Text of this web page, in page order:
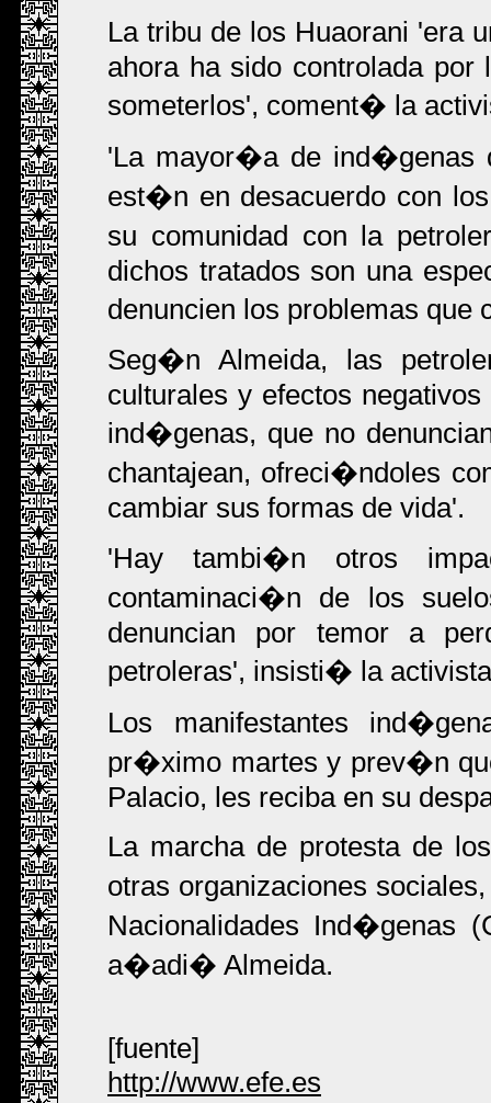
La tribu de los Huaorani 'era
ahora ha sido controlada
someterlos', coment� la
'La mayor�a de ind�genas
est�n en desacuerdo con
su comunidad con la
dichos tratados son una
denuncien los problemas
Seg�n Almeida, las
culturales y efectos
ind�genas, que no
chantajean, ofreci�ndoles
cambiar sus formas de vida'.
'Hay tambi�n otros
contaminaci�n de los
denuncian por temor a
petroleras', insisti� la
Los manifestantes
pr�ximo martes y prev�n
Palacio, les reciba en su
La marcha de protesta de
otras organizaciones
Nacionalidades Ind�genas
a�adi� Almeida.
[fuente]
http://www.efe.es